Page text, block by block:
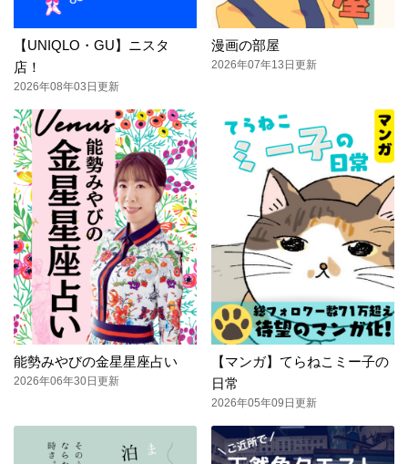
【UNIQLO・GU】ニスタ
店！
2026年08年03日更新
漫画の部屋
2026年07年13日更新
能勢みやびの金星星座占い
2026年06年30日更新
【マンガ】てらねこミー子の
日常
2026年05年09日更新